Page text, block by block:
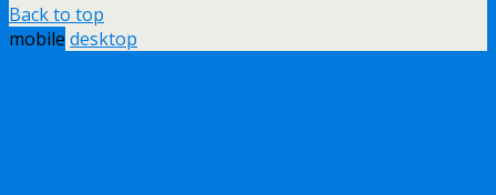
Back to top
mobile desktop